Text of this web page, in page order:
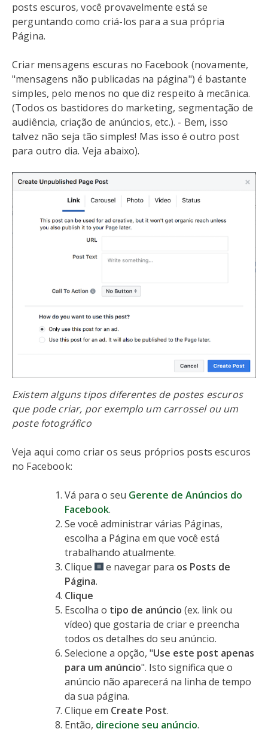
posts escuros, você provavelmente está se
perguntando como criá-los para a sua própria
Página.
Criar mensagens escuras no Facebook (novamente,
"mensagens não publicadas na página") é bastante
simples, pelo menos no que diz respeito à mecânica.
(Todos os bastidores do marketing, segmentação de
audiência, criação de anúncios, etc.). - Bem, isso
talvez não seja tão simples! Mas isso é outro post
para outro dia. Veja abaixo).
Existem alguns tipos diferentes de postes escuros
que pode criar, por exemplo um carrossel ou um
poste fotográfico
Veja aqui como criar os seus próprios posts escuros
no Facebook:
Vá para o seu Gerente de Anúncios do
Facebook.
Se você administrar várias Páginas,
escolha a Página em que você está
trabalhando atualmente.
Clique
e navegar para os Posts de
Página.
Clique
Escolha o tipo de anúncio (ex. link ou
vídeo) que gostaria de criar e preencha
todos os detalhes do seu anúncio.
Selecione a opção, "Use este post apenas
para um anúncio". Isto significa que o
anúncio não aparecerá na linha de tempo
da sua página.
Clique em Create Post.
Então, direcione seu anúncio.